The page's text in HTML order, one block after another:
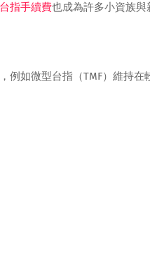
指手續費也成為許多小資族與
例如微型台指（TMF）維持在